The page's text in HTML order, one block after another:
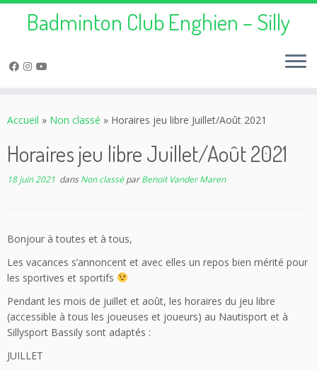
au
Badminton Club Enghien – Silly
Accueil » Non classé » Horaires jeu libre Juillet/Août 2021
Horaires jeu libre Juillet/Août 2021
18 juin 2021 dansNon classéparBenoit Vander Maren
Bonjour à toutes et à tous,
Les vacances s’annoncent et avec elles un repos bien mérité pour
les sportives et sportifs
Pendant les mois de juillet et août, les horaires du jeu libre
(accessible à tous les joueuses et joueurs) au Nautisport et à
Sillysport Bassily sont adaptés :
JUILLET